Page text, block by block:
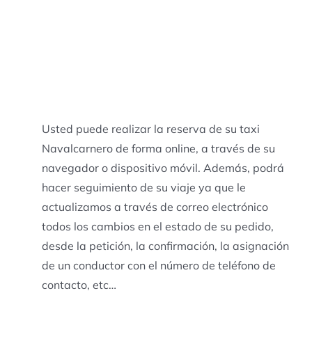
Usted puede realizar la reserva de su taxi
Navalcarnero de forma online, a través de su
navegador o dispositivo móvil. Además, podrá
hacer seguimiento de su viaje ya que le
actualizamos a través de correo electrónico
todos los cambios en el estado de su pedido,
desde la petición, la confirmación, la asignación
de un conductor con el número de teléfono de
contacto, etc…